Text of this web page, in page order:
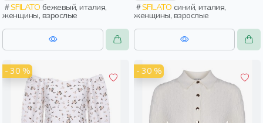
SFILATO
женщины, взрослые
SFILATO
женщины, взрослые
- 30 % - 30 %